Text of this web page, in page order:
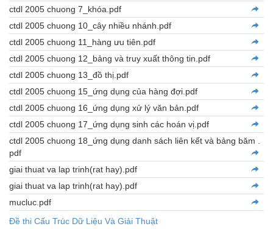
ctdl 2005 chuong 7_khóa.pdf
ctdl 2005 chuong 10_cây nhiều nhánh.pdf
ctdl 2005 chuong 11_hàng ưu tiên.pdf
ctdl 2005 chuong 12_bảng và truy xuất thông tin.pdf
ctdl 2005 chuong 13_đồ thị.pdf
ctdl 2005 chuong 15_ứng dụng của hàng đợi.pdf
ctdl 2005 chuong 16_ứng dụng xử lý văn bản.pdf
ctdl 2005 chuong 17_ứng dụng sinh các hoán vị.pdf
ctdl 2005 chuong 18_ứng dụng danh sách liên kết và bảng băm .
pdf
giai thuat va lap trinh(rat hay).pdf
giai thuat va lap trinh(rat hay).pdf
mucluc.pdf
Đề thi Cấu Trúc Dữ Liệu Và Giải Thuật